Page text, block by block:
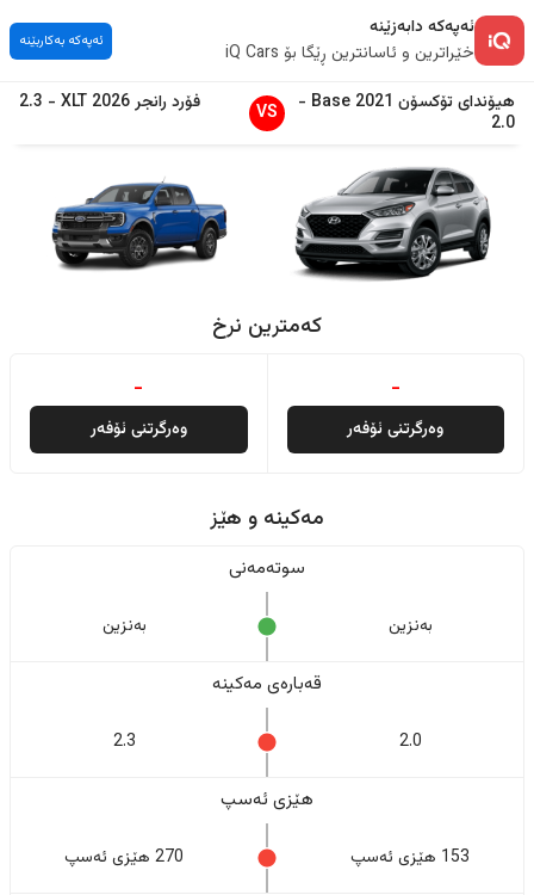
ئەپەکە دابەزێنە
خێراترین و ئاسانترین ڕێگا بۆ iQ Cars
ئەپەکە بەکاربێنە
هیۆندایتۆکسۆن 2021
Base
-
2.0
VS فۆرد رانجر2026
XLT
-
2.3
کەمترین نرخ
-
وەرگرتنی ئۆفەر
-
وەرگرتنی ئۆفەر
مەکینە و هێز
سوتەمەنی
بەنزین بەنزین
قەبارەی مەکینە
2.0
2.3
هێزی ئەسپ
153 هێزی ئەسپ 270 هێزی ئەسپ